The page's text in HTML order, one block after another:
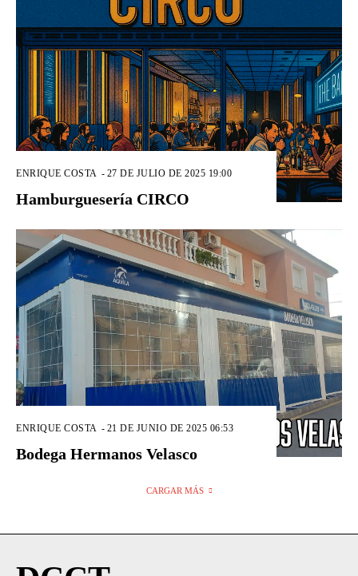
ENRIQUE COSTA - 27 DE JULIO DE 2025 19:00
Hamburguesería CIRCO
ENRIQUE COSTA - 21 DE JUNIO DE 2025 06:53
Bodega Hermanos Velasco
CARGAR MÁS